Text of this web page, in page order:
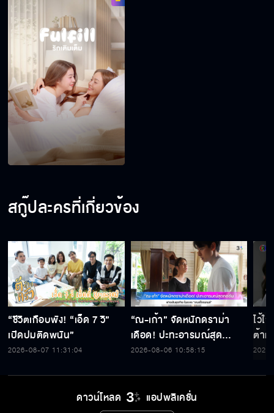
สกู๊ปละครที่เกี่ยวข้อง
“ชีวิตเกือบพัง! “เอ็ด 7 วิ”
เปิดปมติดพนัน”
2026-08-07 11:31:04
“ณ-เก้า” จัดหนักดราม่า
เดือด! ปะทะอารมณ์สุด
กดดัน ฟางเส้นสุดท้าย ใน
2026-08-06 10:58:15
ไว้ใ
ต้าห์
ดาวน์โหลด แอปพลิเคชั่น